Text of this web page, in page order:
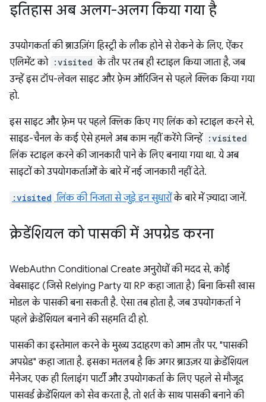
इतिहास अब अलग-अलग किया गया है
उपयोगकर्ता की ब्राउज़िंग हिस्ट्री के लीक होने से रोकने के लिए, ऐंकर
एलिमेंट को :visited के तौर पर तब ही स्टाइल किया जाता है, जब
उन्हें इस टॉप-लेवल साइट और फ़्रेम ऑरिजिन से पहले क्लिक किया गया
हो.
इस साइट और फ़्रेम पर पहले क्लिक किए गए लिंक को स्टाइल करने से,
साइड-चैनल के कई ऐसे हमले अब काम नहीं करेंगे जिन्हें :visited
लिंक स्टाइल करने की जानकारी पाने के लिए बनाया गया था. ये अब
साइटों को उपयोगकर्ताओं के बारे में नई जानकारी नहीं देते.
:visited लिंक की निजता से जुड़े इन सुधारोंके बारे में ज़्यादा जानें.
क्रेडेंशियल को पासकी में अपग्रेड करना
WebAuthn Conditional Create अनुरोधों की मदद से, कोई
वेबसाइट (जिसे Relying Party या RP कहा जाता है) बिना किसी खास
मोडल के पासकी बना सकती है. ऐसा तब होता है, जब उपयोगकर्ता ने
पहले क्रेडेंशियल बनाने की सहमति दी हो.
पासकी का इस्तेमाल करने के मुख्य उदाहरण को आम तौर पर, "पासकी
अपग्रेड" कहा जाता है. इसका मतलब है कि अगर ब्राउज़र या क्रेडेंशियल
मैनेजर, एक ही रिलाइंग पार्टी और उपयोगकर्ता के लिए पहले से मौजूद
पासवर्ड क्रेडेंशियल को सेव करता है, तो शर्त के साथ पासकी बनाने की